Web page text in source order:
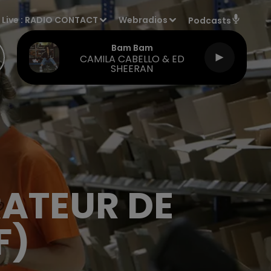
Live : RADIO CONTACT Webradios Podcasts
Bam Bam
CAMILA CABELLO & ED
SHEERAN
DE